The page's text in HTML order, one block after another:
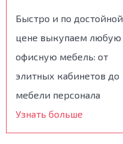
Быстро и по достойной
цене выкупаем любую
офисную мебель: от
элитных кабинетов до
мебели персонала
Узнать больше